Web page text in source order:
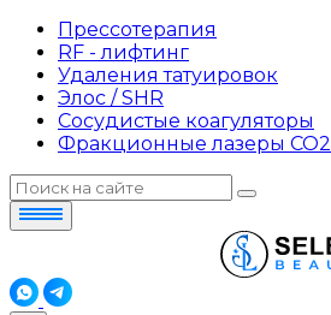
Прессотерапия
RF - лифтинг
Удаления татуировок
Элос / SHR
Сосудистые коагуляторы
Фракционные лазеры СО2